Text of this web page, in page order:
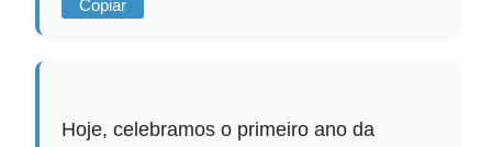
Copiar
Hoje, celebramos o primeiro ano da